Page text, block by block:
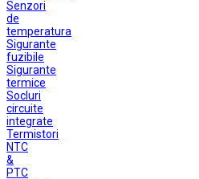
Senzori
de
temperatura
Sigurante
fuzibile
Sigurante
termice
Socluri
circuite
integrate
Termistori
NTC
&
PTC